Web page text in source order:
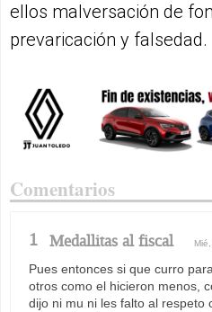
ellos malversación de
prevaricación y falsedad.
Comentarios
1 Medallitas al fiscal
Pues entonces si que curro
otros como el hicieron menos,
dijo ni mu ni les falto al respeto